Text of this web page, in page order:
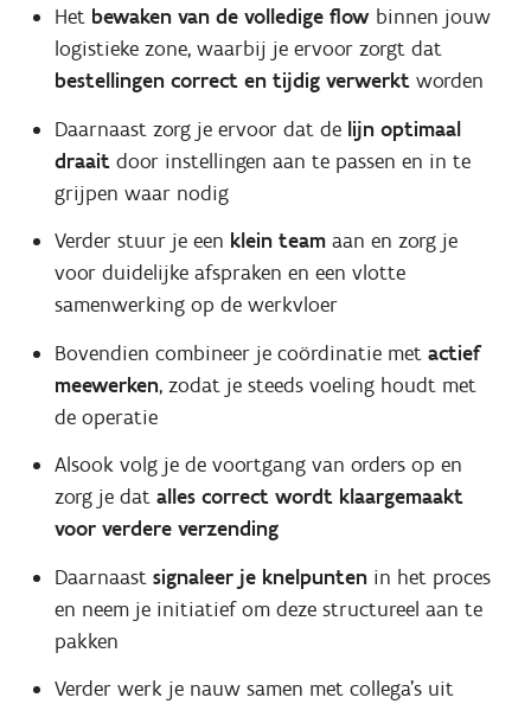
Het bewaken van de volledige flowbinnen jouw
logistieke zone, waarbij je ervoor zorgt dat
bestellingen correct en tijdig verwerktworden
Daarnaast zorg je ervoor dat de lijn optimaal
draait door instellingen aan te passen en in te
grijpen waar nodig
Verder stuur je een klein teamaan en zorg je
voor duidelijke afspraken en een vlotte
samenwerking op de werkvloer
Bovendien combineer je coördinatie met actief
meewerken, zodat je steeds voeling houdt met
de operatie
Alsook volg je de voortgang van orders op en
zorg je datalles correct wordt klaargemaakt
voor verdere verzending
Daarnaast signaleer je knelpuntenin het proces
en neem je initiatief om deze structureel aan te
pakken
Verder werk je nauw samen met collega’s uit